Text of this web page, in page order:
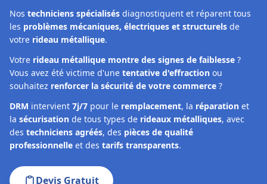
Nos techniciens spécialisés diagnostiquent et réparent tous
les problèmes mécaniques, électriques et structurels de
votre rideau métallique.
Votre rideau métallique montre des signes de faiblesse ?
Vous avez été victime d'une tentative d'effraction ou
souhaitez renforcer la sécurité de votre commerce ?
DRM intervient 7j/7 pour le remplacement, la réparation et
la sécurisation de tous types de rideaux métalliques, avec
des techniciens agréés, des pièces de qualité
professionnelle et des tarifs transparents.
Devis Gratuit